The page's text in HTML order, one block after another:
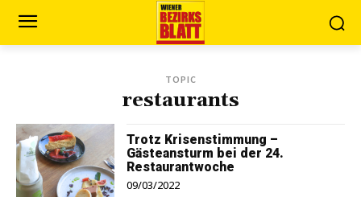
TOPIC
restaurants
Trotz Krisenstimmung –
Gästeansturm bei der 24.
Restaurantwoche
09/03/2022